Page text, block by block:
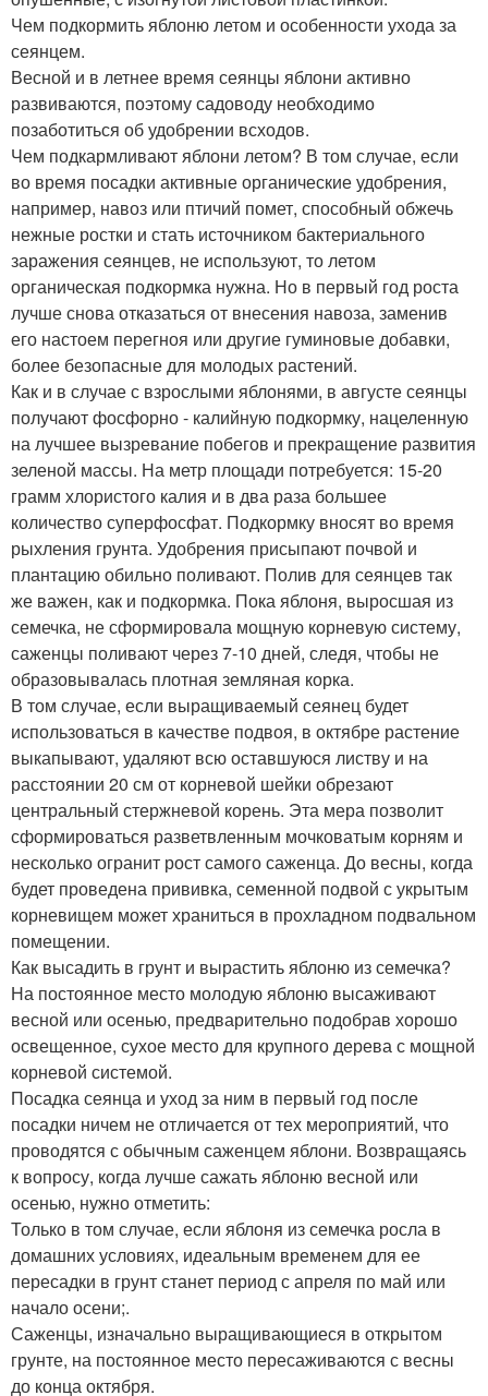
Чем подкормить яблоню летом и особенности ухода за
сеянцем.
Весной и в летнее время сеянцы яблони активно
развиваются, поэтому садоводу необходимо
позаботиться об удобрении всходов.
Чем подкармливают яблони летом? В том случае, если
во время посадки активные органические удобрения,
например, навоз или птичий помет, способный обжечь
нежные ростки и стать источником бактериального
заражения сеянцев, не используют, то летом
органическая подкормка нужна. Но в первый год роста
лучше снова отказаться от внесения навоза, заменив
его настоем перегноя или другие гуминовые добавки,
более безопасные для молодых растений.
Как и в случае с взрослыми яблонями, в августе сеянцы
получают фосфорно - калийную подкормку, нацеленную
на лучшее вызревание побегов и прекращение развития
зеленой массы. На метр площади потребуется: 15-20
грамм хлористого калия и в два раза большее
количество суперфосфат. Подкормку вносят во время
рыхления грунта. Удобрения присыпают почвой и
плантацию обильно поливают. Полив для сеянцев так
же важен, как и подкормка. Пока яблоня, выросшая из
семечка, не сформировала мощную корневую систему,
саженцы поливают через 7-10 дней, следя, чтобы не
образовывалась плотная земляная корка.
В том случае, если выращиваемый сеянец будет
использоваться в качестве подвоя, в октябре растение
выкапывают, удаляют всю оставшуюся листву и на
расстоянии 20 см от корневой шейки обрезают
центральный стержневой корень. Эта мера позволит
сформироваться разветвленным мочковатым корням и
несколько огранит рост самого саженца. До весны, когда
будет проведена прививка, семенной подвой с укрытым
корневищем может храниться в прохладном подвальном
помещении.
Как высадить в грунт и вырастить яблоню из семечка?
На постоянное место молодую яблоню высаживают
весной или осенью, предварительно подобрав хорошо
освещенное, сухое место для крупного дерева с мощной
корневой системой.
Посадка сеянца и уход за ним в первый год после
посадки ничем не отличается от тех мероприятий, что
проводятся с обычным саженцем яблони. Возвращаясь
к вопросу, когда лучше сажать яблоню весной или
осенью, нужно отметить:
Только в том случае, если яблоня из семечка росла в
домашних условиях, идеальным временем для ее
пересадки в грунт станет период с апреля по май или
начало осени;.
Саженцы, изначально выращивающиеся в открытом
грунте, на постоянное место пересаживаются с весны
до конца октября.